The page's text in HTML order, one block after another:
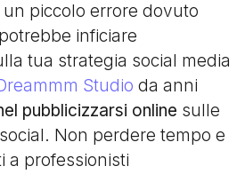
piccolo errore dovuto
inficiare
tua strategia social media
Studio da anni
pubblicizzarsi online sulle
Non perdere tempo e
a professionisti